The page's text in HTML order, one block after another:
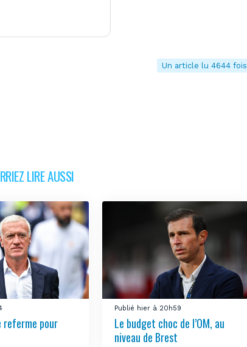
Un article lu 4644 fois
LIRE AUSSI
referme pour
Publié hier à 20h59
Le budget choc de l’OM, au
niveau de Brest